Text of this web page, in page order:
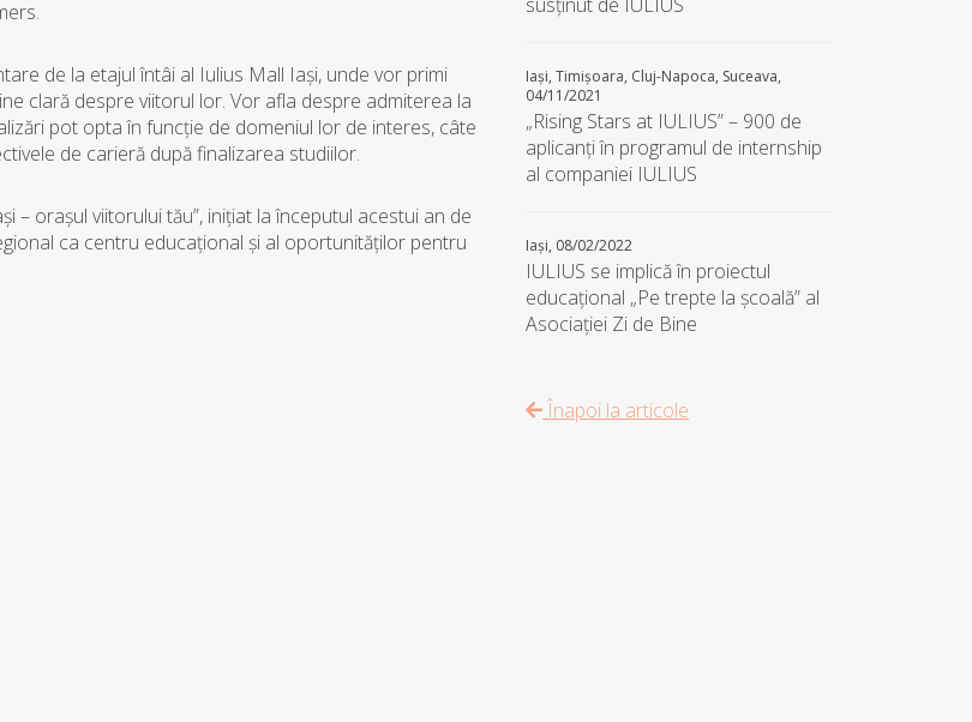
de la etajul întâi al Iulius Mall Iaşi, unde vor primi
clară despre viitorul lor. Vor afla despre admiterea la
pot opta în funcţie de domeniul lor de interes, câte
de carieră după finalizarea studiilor.
– orașul viitorului tău”, iniţiat la începutul acestui an de
ca centru educaţional și al oportunităţilor pentru
Iași, Timișoara, Cluj-Napoca, Suceava,
04/11/2021
„Rising Stars at IULIUS” – 900 de
aplicanţi în programul de internship
al companiei IULIUS
Iași, 08/02/2022
IULIUS se implică în proiectul
educațional „Pe trepte la școală” al
Asociației Zi de Bine
Înapoi la articole